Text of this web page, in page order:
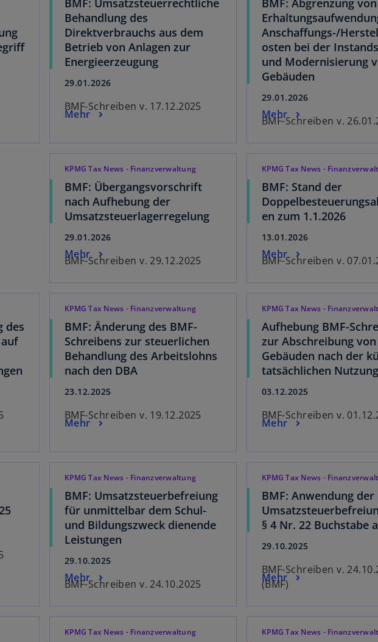
BMF: Umsatzsteuerrechtliche
Behandlung des
Direktverbrauchs aus dem
Betrieb von Anlagen zur
Energieerzeugung
29.01.2026
BMF-Schreiben v. 17.12.2025
Mehr
BMF: Abgrenzung von
Anschaffungs-/
osten bei der
und Modernisierung
Gebäuden
29.01.2026
BMF-Schreiben v.
Mehr
KPMG Tax News - Finanzverwaltung
BMF: Übergangsvorschrift
nach Aufhebung der
Umsatzsteuerlagerregelung
29.01.2026
BMF-Schreiben v. 29.12.2025
Mehr
KPMG Tax News -
BMF: Stand der
en zum 1.1.2026
13.01.2026
BMF-Schreiben v.
Mehr
des
KPMG Tax News - Finanzverwaltung
BMF: Änderung des BMF-
Schreibens zur steuerlichen
Behandlung des Arbeitslohns
nach den DBA
23.12.2025
BMF-Schreiben v. 19.12.2025
Mehr
KPMG Tax News -
Aufhebung BMF-
zur Abschreibung von
Gebäuden nach der
tatsächlichen
03.12.2025
BMF-Schreiben v.
Mehr
KPMG Tax News - Finanzverwaltung
BMF: Umsatzsteuerbefreiung
für unmittelbar dem Schul-
und Bildungszweck dienende
Leistungen
29.10.2025
BMF-Schreiben v. 24.10.2025
Mehr
KPMG Tax News -
BMF: Anwendung der
§ 4 Nr. 22 Buchstabe
29.10.2025
BMF-Schreiben v.
(BMF)
Mehr
KPMG Tax News - Finanzverwaltung KPMG Tax News -